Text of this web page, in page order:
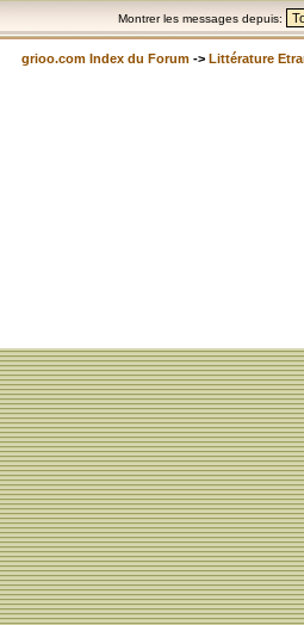
Montrer les messages depuis:
grioo.com Index du Forum -> Littérature